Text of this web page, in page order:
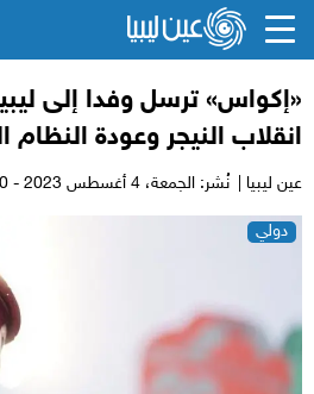
«إكواس» ترسل وفدا إلى
انقلاب النيجر وعودة
عين ليبيا | نُشر: الجمعة،
دولي